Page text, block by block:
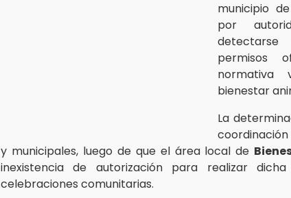
municipio
por
permisos
normativa
bienestar
La
y municipales, luego de que el área local de
inexistencia de autorización para realizar
celebraciones comunitarias.